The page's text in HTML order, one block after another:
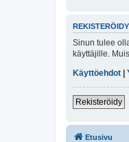
REKISTERÖIDY
Sinun tulee
käyttäjille.
Käyttöehdot |
Rekisteröidy
Etusivu